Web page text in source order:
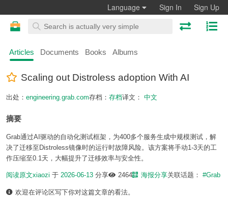
Language Sign In Sign Up
Articles Documents Books Albums
Scaling out Distroless adoption With AI
出处： engineering.grab.com存档： 存档译文： 中文
摘要
Grab通过AI驱动的自动化测试框架，为400多个服务生成中规模测试，解
决了迁移至Distroless镜像时的运行时故障风险。该方案将手动1-3天的工
作压缩至0.1天，大幅提升了迁移效率与安全性。
阅读原文xiaozi 于 2026-06-13 分享 2464 海报分享关联话题： #Grab
欢迎在评论区写下你对这篇文章的看法。